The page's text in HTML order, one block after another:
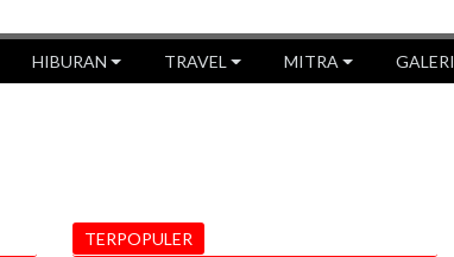
HIBURAN TRAVEL MITRA GALERI
TERPOPULER